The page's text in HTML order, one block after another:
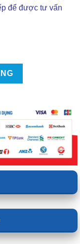
để được tư vấn